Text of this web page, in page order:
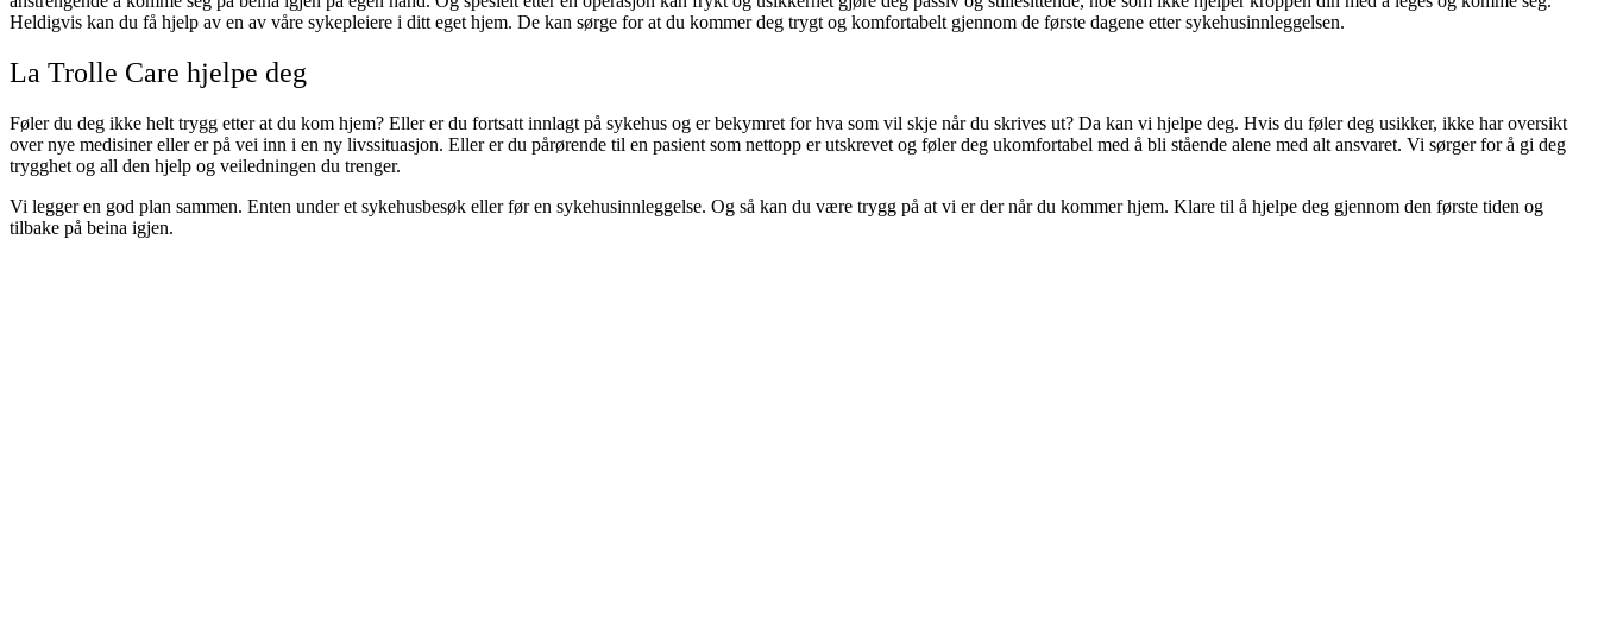
Heldigvis kan du få hjelp av en av våre sykepleiere i ditt eget hjem. De kan sørge for at du kommer deg trygt og komfortabelt gjennom de første dagene etter sykehusinnleggelsen.
La Trolle Care hjelpe deg
Føler du deg ikke helt trygg etter at du kom hjem? Eller er du fortsatt innlagt på sykehus og er bekymret for hva som vil skje når du skrives ut? Da kan vi hjelpe deg. Hvis du føler deg usikker, ikke har oversikt
over nye medisiner eller er på vei inn i en ny livssituasjon. Eller er du pårørende til en pasient som nettopp er utskrevet og føler deg ukomfortabel med å bli stående alene med alt ansvaret. Vi sørger for å gi deg
trygghet og all den hjelp og veiledningen du trenger.
Vi legger en god plan sammen. Enten under et sykehusbesøk eller før en sykehusinnleggelse. Og så kan du være trygg på at vi er der når du kommer hjem. Klare til å hjelpe deg gjennom den første tiden og
tilbake på beina igjen.